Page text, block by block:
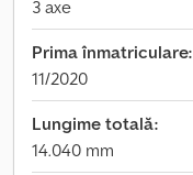
3 axe
Prima înmatriculare:
11/2020
Lungime totală:
14.040 mm